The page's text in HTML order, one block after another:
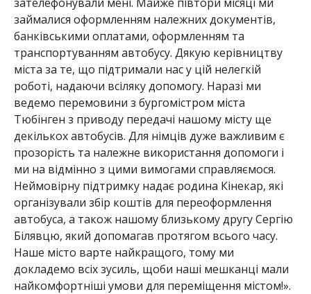
займалися оформленням належних документів,
банківськими оплатами, оформленням та
транспортуванням автобусу. Дякую керівництву
міста за те, що підтримали нас у цій нелегкій
роботі, надаючи всіляку допомогу. Наразі ми
ведемо перемовини з бургомістром міста
Тюбінген з приводу передачі нашому місту ще
декількох автобусів. Для німців дуже важливим є
прозорість та належне використання допомоги і
ми на відмінно з цими вимогами справляємося.
Неймовірну підтримку надає родина Кінекар, які
організували збір коштів для переоформлення
автобуса, а також нашому близькому другу Сергію
Білявцю, який допомагав протягом всього часу.
Наше місто варте найкращого, тому ми
докладемо всіх зусиль, щоби наші мешканці мали
найкомфортніші умови для переміщення містом!».